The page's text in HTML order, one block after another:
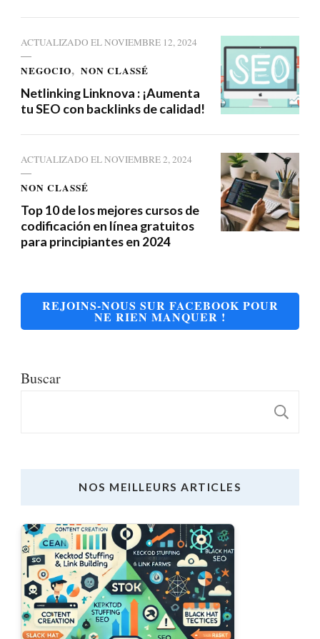
ACTUALIZADO ELNOVIEMBRE 12, 2024
NEGOCIO NON CLASSÉ
Netlinking Linknova : ¡Aumenta
tu SEO con backlinks de calidad!
ACTUALIZADO ELNOVIEMBRE 2, 2024
NON CLASSÉ
Top 10 de los mejores cursos de
codificación en línea gratuitos
para principiantes en 2024
REJOINS-NOUS SUR FACEBOOK POUR
NE RIEN MANQUER !
Buscar
NOS MEILLEURS ARTICLES